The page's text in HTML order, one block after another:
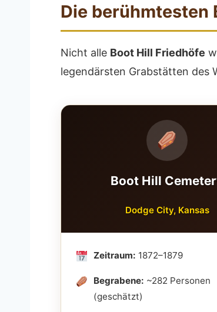
Die berühmtesten
Nicht alle Boot Hill Friedhöfe
legendärsten Grabstätten des
Boot Hill
Dodge City, Kansas
Zeitraum: 1872–1879
Begrabene: ~282 Personen
(geschätzt)